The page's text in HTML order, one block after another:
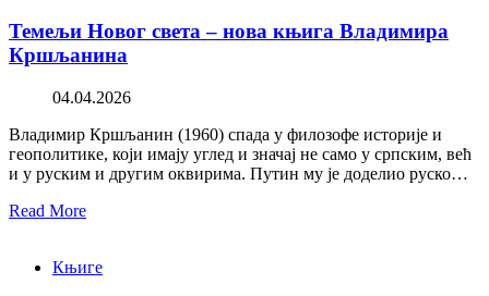
Темељи Новог света – нова књига Владимира
Кршљанина
04.04.2026
Владимир Кршљанин (1960) спада у филозофе историје и
геополитике, који имају углед и значај не само у српским, већ
и у руским и другим оквирима. Путин му је доделио руско…
Read More
Књиге